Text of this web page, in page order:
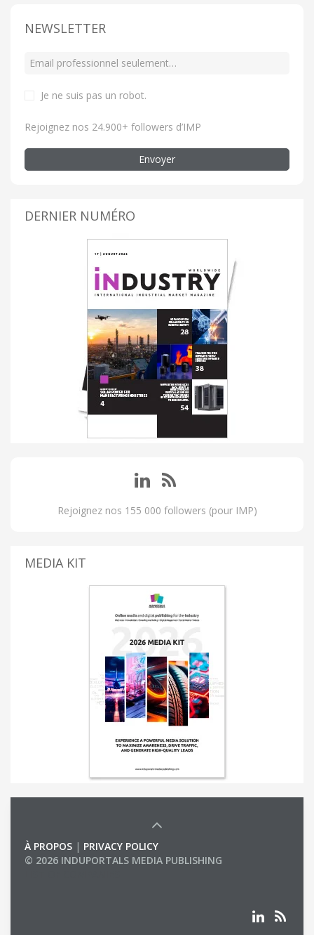
NEWSLETTER
Je ne suis pas un robot.
Rejoignez nos 24.900+ followers d’IMP
Envoyer
DERNIER NUMÉRO
Rejoignez nos 155 000 followers (pour IMP)
MEDIA KIT
À PROPOS | PRIVACY POLICY
© 2026 INDUPORTALS MEDIA PUBLISHING